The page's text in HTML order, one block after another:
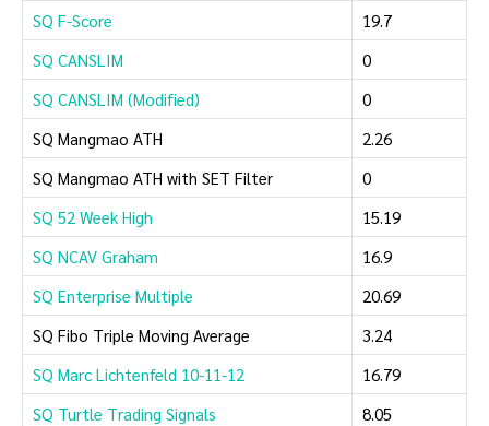
SQ F-Score
19.7
SQ CANSLIM
0
SQ CANSLIM (Modified)
0
SQ Mangmao ATH
2.26
SQ Mangmao ATH with SET Filter
0
SQ 52 Week High
15.19
SQ NCAV Graham
16.9
SQ Enterprise Multiple
20.69
SQ Fibo Triple Moving Average
3.24
SQ Marc Lichtenfeld 10-11-12
16.79
SQ Turtle Trading Signals
8.05